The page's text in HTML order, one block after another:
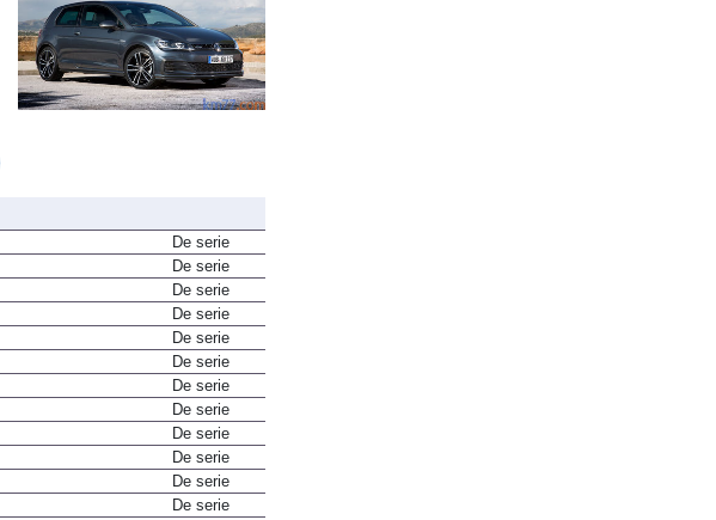
De serie
De serie
De serie
De serie
De serie
De serie
De serie
De serie
De serie
De serie
De serie